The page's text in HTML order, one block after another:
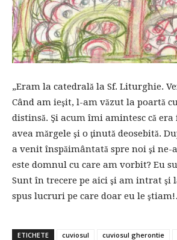
„Eram la catedrală la Sf. Liturghie.
Când am ieşit, l-am văzut la poartă
distinsă. Şi acum îmi amintesc că era
avea mărgele şi o ţinută deosebită.
a venit înspăimântată spre noi şi ne-
este domnul cu care am vorbit? Eu
Sunt în trecere pe aici şi am intrat şi
spus lucruri pe care doar eu le
ETICHETE cuviosul cuviosul gherontie